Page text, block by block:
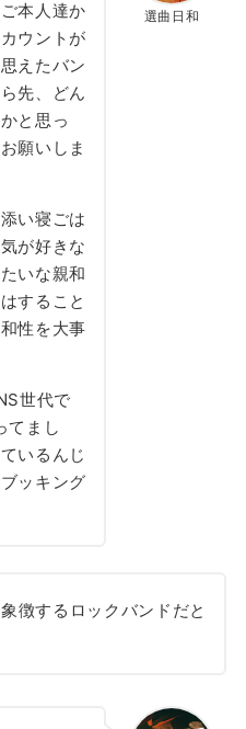
選曲日和
本人達か
ウントが
えたバン
先、どん
と思っ
願いしま
い寝ごは
が好きな
いな親和
すること
性を大事
世代で
てまし
いるんじ
ッキング
徴するロックバンドだと